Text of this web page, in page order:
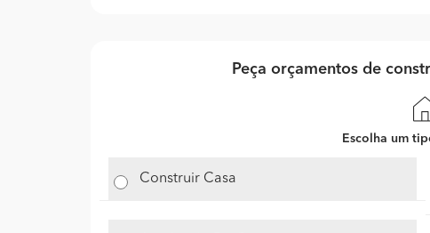
Peça orçamentos de
Escolha um
Construir Casa